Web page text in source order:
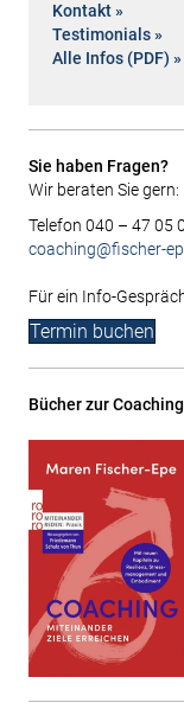
Kontakt »
Testimonials »
Alle Infos (PDF) »
Sie haben Fragen?
Wir beraten Sie gern:
Telefon 040 – 47 05
coaching@fischer-
Für ein Info-
Termin buchen
Bücher zur